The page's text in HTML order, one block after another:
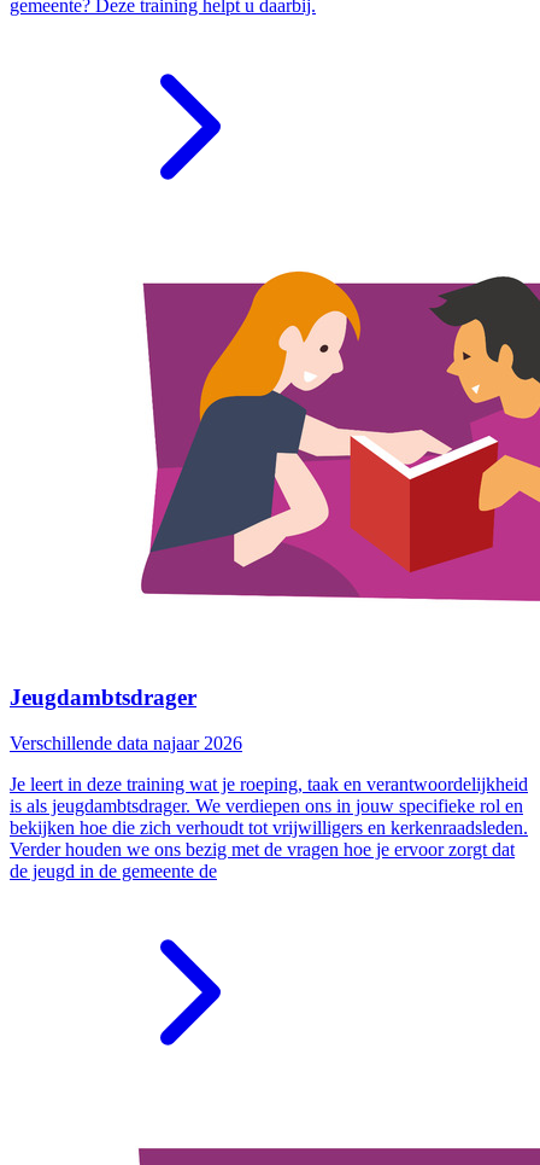
gemeente? Deze training helpt u daarbij.
Jeugdambtsdrager
Verschillende data najaar 2026
Je leert in deze training wat je roeping, taak en verantwoordelijkheid
is als jeugdambtsdrager. We verdiepen ons in jouw specifieke rol en
bekijken hoe die zich verhoudt tot vrijwilligers en kerkenraadsleden.
Verder houden we ons bezig met de vragen hoe je ervoor zorgt dat
de jeugd in de gemeente de